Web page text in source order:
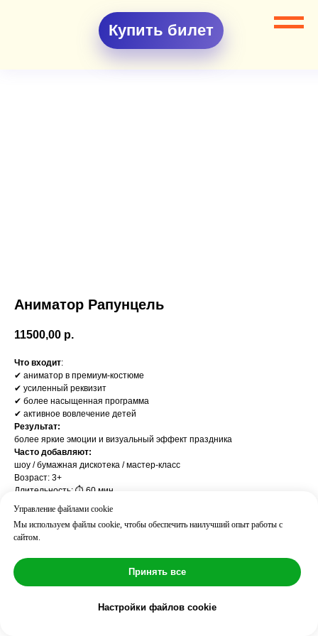
Купить билет
Аниматор Рапунцель
11500,00 р.
Что входит:
✔ аниматор в премиум-костюме
✔ усиленный реквизит
✔ более насыщенная программа
✔ активное вовлечение детей
Результат:
более яркие эмоции и визуальный эффект праздника
Часто добавляют:
шоу / бумажная дискотека / мастер-класс
Возраст: 3+
Длительность: ⏱ 60 мин
Количество детей: до 10
Управление файлами cookie
Мы используем файлы cookie, чтобы обеспечить наилучший опыт работы с
сайтом.
Принять все
Настройки файлов cookie